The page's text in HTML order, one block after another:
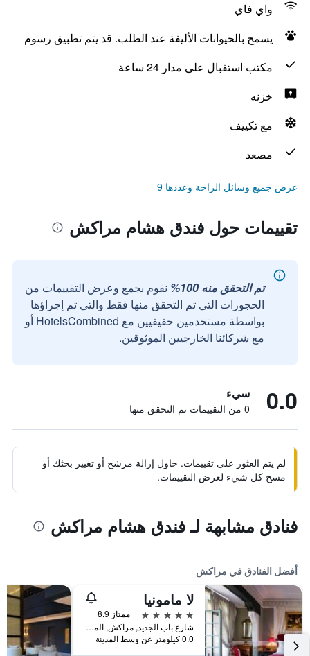
واي فاي
يسمح بالحيوانات الأليفة عند الطلب. قد يتم تطبيق رسوم
مكتب استقبال على مدار 24 ساعة
خزنه
مع تكييف
مصعد
عرض جميع وسائل الراحة وعددها 9
تقييمات حول فندق هشام مراكش
تم التحقق منه 100%
نقوم بجمع وعرض التقييمات من
الحجوزات التي تم التحقق منها فقط والتي تم إجراؤها
بواسطة مستخدمين حقيقيين مع HotelsCombined أو
مع شركائنا الخارجيين الموثوقين.
0.0 سيء
0 من التقييمات تم التحقق منها
لم يتم العثور على تقييمات. حاول إزالة مرشح أو تغيير بحثك أو
مسح كل شيء لعرض التقييمات.
فنادق مشابهة لـ فندق هشام مراكش
أفضل الفنادق في مراكش
لا مامونيا
5 نجوم
ممتاز 8.9
شارع باب الجديد, مراكش, المغرب
0.0 كيلومتر عن وسط المدينة